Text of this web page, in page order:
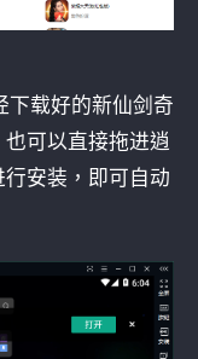
下载好的新仙剑奇
可以直接拖进逍
安装，即可自动